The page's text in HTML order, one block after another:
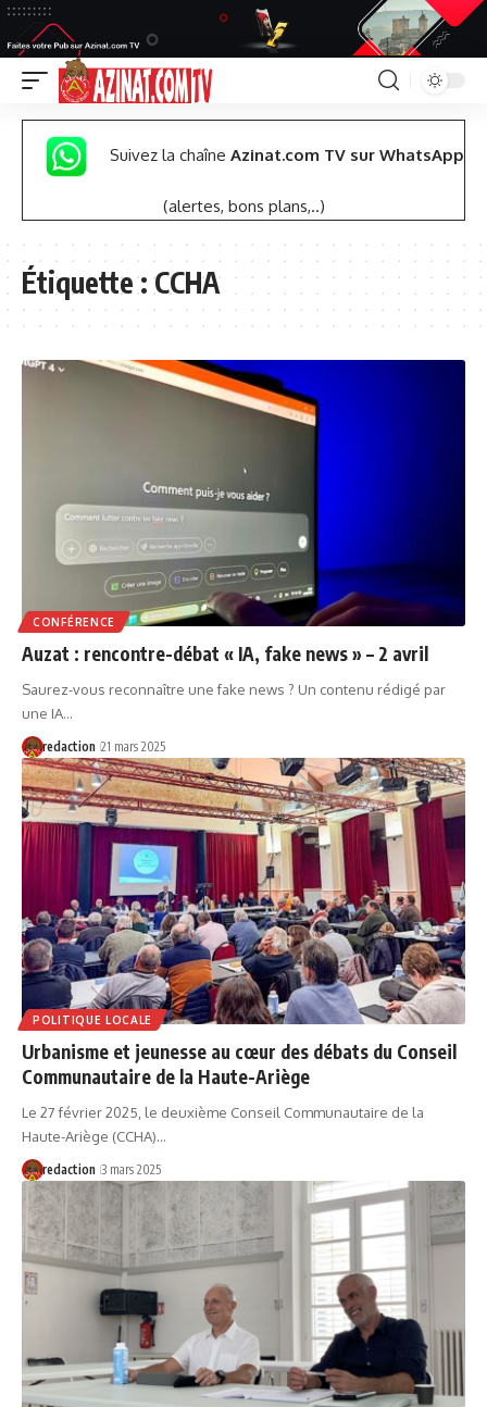
Suivez la chaîne Azinat.com TV sur WhatsApp
(alertes, bons plans,..)
Étiquette :CCHA
CONFÉRENCE
Auzat : rencontre-débat « IA, fake news » – 2 avril
Saurez-vous reconnaître une fake news ? Un contenu rédigé par
une IA…
redaction 21 mars 2025
POLITIQUE LOCALE
Urbanisme et jeunesse au cœur des débats du Conseil
Communautaire de la Haute-Ariège
Le 27 février 2025, le deuxième Conseil Communautaire de la
Haute-Ariège (CCHA)…
redaction 3 mars 2025